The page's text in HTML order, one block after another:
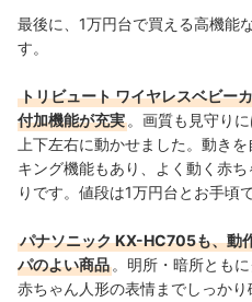
最後に、1万円台で買える高機能
す。
トリビュート ワイヤレスベビー
付加機能が充実 。画質も見守り
上下左右に動かせました。動き
キング機能もあり、よく動く赤
りです。値段は1万円台とお手頃で
パナソニック KX-HC705も、動
パのよい商品 。明所・暗所とも
赤ちゃん人形の表情までしっかり